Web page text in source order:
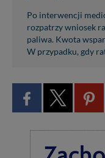
Po interwencji
rozpatrzy wniosek
paliwa. Kwota
W przypadku, gdy